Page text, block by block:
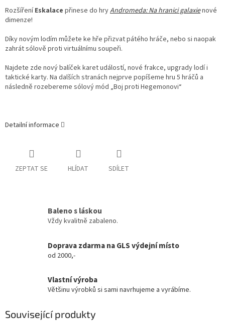
RozšířeníEskalace přinese do hryAndromeda: Na hranici galaxienové
dimenze!
Díky novým lodím můžete ke hře přizvat pátého hráče, nebo si naopak
zahrát sólově proti virtuálnímu soupeři.
Najdete zde nový balíček karet událostí, nové frakce, upgrady lodí i
taktické karty. Na dalších stranách nejprve popíšeme hru 5 hráčů a
následně rozebereme sólový mód „Boj proti Hegemonovi“
Detailní informace
ZEPTAT SE HLÍDAT SDÍLET
Baleno s láskou
Vždy kvalitně zabaleno.
Doprava zdarma na GLS výdejní místo
od 2000,-
Vlastní výroba
Většinu výrobků si sami navrhujeme a vyrábíme.
Související produkty